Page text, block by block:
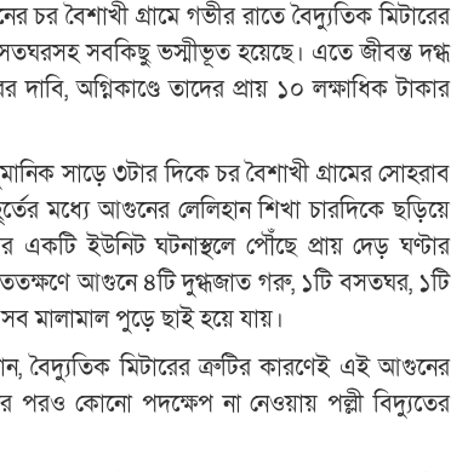
বৈশাখী গ্রামে গভীর রাতে বৈদ্যুতিক মিটারের
সবকিছু ভস্মীভূত হয়েছে। এতে জীবন্ত দগ্ধ
অগ্নিকাণ্ডে তাদের প্রায় ১০ লক্ষাধিক টাকার
সাড়ে ৩টার দিকে চর বৈশাখী গ্রামের সোহরাব
মধ্যে আগুনের লেলিহান শিখা চারদিকে ছড়িয়ে
একটি ইউনিট ঘটনাস্থলে পৌঁছে প্রায় দেড় ঘণ্টার
ততক্ষণে আগুনে ৪টি দুগ্ধজাত গরু, ১টি বসতঘর, ১টি
মালামাল পুড়ে ছাই হয়ে যায়।
বৈদ্যুতিক মিটারের ত্রুটির কারণেই এই আগুনের
পরও কোনো পদক্ষেপ না নেওয়ায় পল্লী বিদ্যুতের